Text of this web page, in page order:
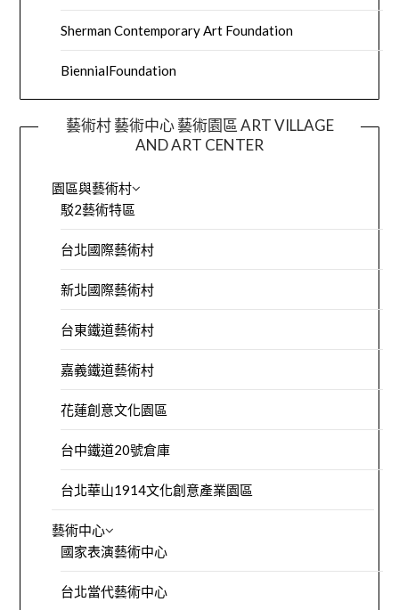
Sherman Contemporary Art Foundation
BiennialFoundation
藝術村 藝術中心 藝術園區 ART VILLAGE
AND ART CENTER
園區與藝術村
駁2藝術特區
台北國際藝術村
新北國際藝術村
台東鐵道藝術村
嘉義鐵道藝術村
花蓮創意文化園區
台中鐵道20號倉庫
台北華山1914文化創意產業園區
藝術中心
國家表演藝術中心
台北當代藝術中心